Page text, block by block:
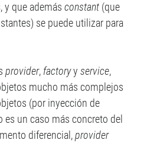
para suscribirte a este blog y
entradas.
y que ademásconstant (que
se puede utilizar para
provider, factoryyservice,
mucho más complejos
(por inyección de
es un caso más concreto del
diferencial,provider